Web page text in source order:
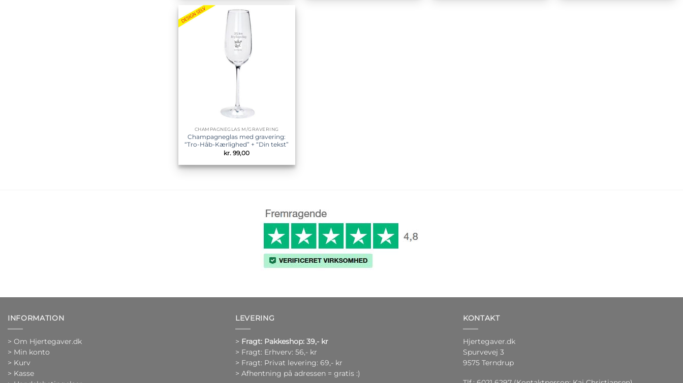
CHAMPAGNEGLAS M/GRAVERING
Champagneglas med gravering:
“Tro-Håb-Kærlighed” + “Din tekst”
kr. 99,00
INFORMATION
> Om Hjertegaver.dk
> Min konto
> Kurv
> Kasse
LEVERING
> Fragt: Pakkeshop: 39,- kr
> Fragt: Erhverv: 56,- kr
> Fragt: Privat levering: 69,- kr
> Afhentning på adressen = gratis :)
KONTAKT
Hjertegaver.dk
Spurvevej 3
9575 Terndrup